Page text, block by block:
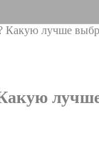
Какую лучше